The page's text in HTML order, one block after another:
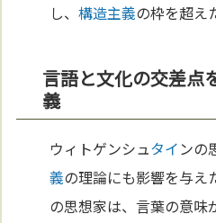
し、構造主義の枠を超え
言語と文化の交差点
義
ウィトゲンシュタインの
義の理論にも影響を与え
の思想家は、言葉の意味